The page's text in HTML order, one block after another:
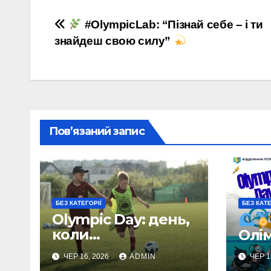
Навігація
записів
#OlympicLab: “Пізнай себе – і ти
знайдеш свою силу”
Пов’язаний запис
БЕЗ КАТЕГОРІЇ
Olympic Day: день,
коли
народжуються
чемпіони!
ЧЕР 16, 2026 ADMIN
БЕЗ
під
ЧЕР